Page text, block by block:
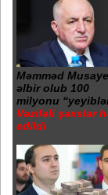
Məmməd
əlbir olub 100
milyonu
Vəzifəli şəxslər
edildi